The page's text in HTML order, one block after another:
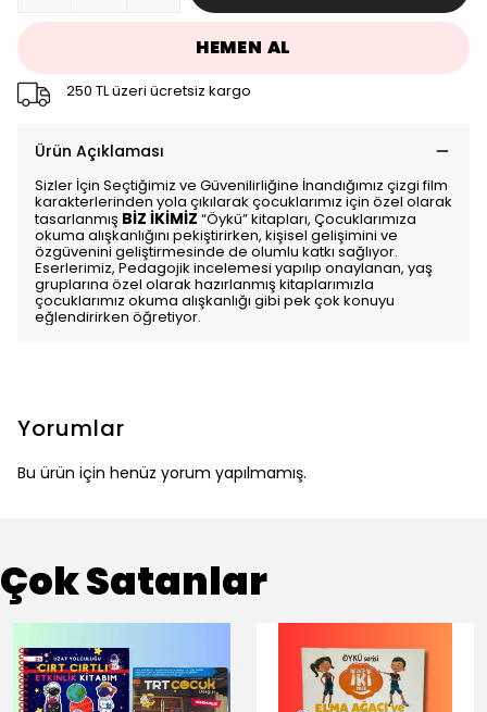
HEMEN AL
250 TL üzeri ücretsiz kargo
Ürün Açıklaması
Sizler İçin Seçtiğimiz ve Güvenilirliğine İnandığımız çizgi film
karakterlerinden yola çıkılarak çocuklarımız için özel olarak
tasarlanmış BİZ İKİMİZ “Öykü” kitapları, Çocuklarımıza
okuma alışkanlığını pekiştirirken, kişisel gelişimini ve
özgüvenini geliştirmesinde de olumlu katkı sağlıyor.
Eserlerimiz, Pedagojik incelemesi yapılıp onaylanan, yaş
gruplarına özel olarak hazırlanmış kitaplarımızla
çocuklarımız okuma alışkanlığı gibi pek çok konuyu
eğlendirirken öğretiyor.
Yorumlar
Bu ürün için henüz yorum yapılmamış.
Çok Satanlar